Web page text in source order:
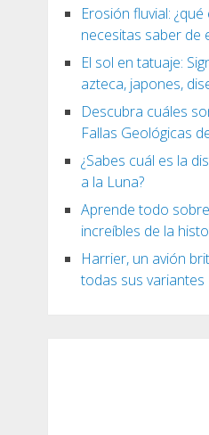
Erosión fluvial:
necesitas saber de
El sol en tatuaje:
azteca, japones,
Descubra cuáles
Fallas Geológicas
¿Sabes cuál es la
a la Luna?
Aprende todo
increíbles de la
Harrier, un avión
todas sus variantes